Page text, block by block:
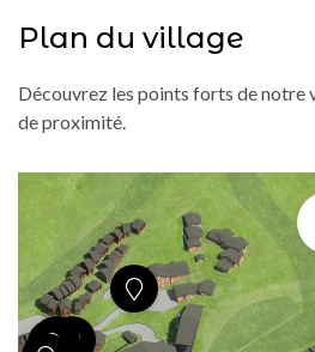
Plan du village
Découvrez les points forts de notre
de proximité.